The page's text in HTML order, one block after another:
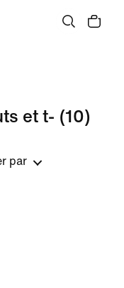
et t- (10)
par